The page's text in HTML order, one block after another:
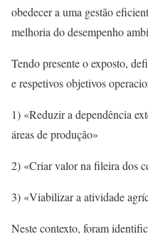
obedecer a uma gestão
melhoria do desempenho
Tendo presente o exposto,
e respetivos objetivos
1) «Reduzir a dependência
áreas de produção»
2) «Criar valor na fileira dos
3) «Viabilizar a atividade
Neste contexto, foram